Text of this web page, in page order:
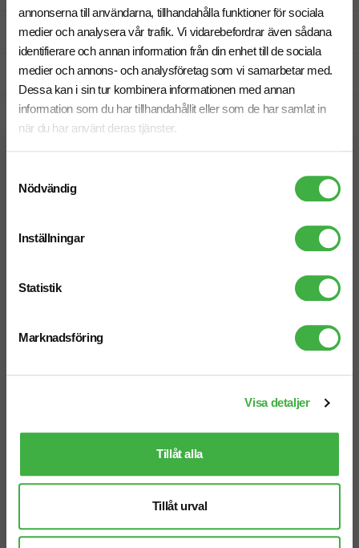
annonserna till användarna, tillhandahålla funktioner för sociala
medier och analysera vår trafik. Vi vidarebefordrar även sådana
identifierare och annan information från din enhet till de sociala
medier och annons- och analysföretag som vi samarbetar med.
Dessa kan i sin tur kombinera informationen med annan
information som du har tillhandahållit eller som de har samlat in
när du har använt deras tjänster.
Nödvändig
Inställningar
Statistik
Marknadsföring
Visa detaljer
Tillåt alla
Tillåt urval
Fri offert
Prisgaranti
Snabb leverans
Relaterade produkter
Påskägg med Inslaget Godis
Påskägg med Inslaget Godis
500 g